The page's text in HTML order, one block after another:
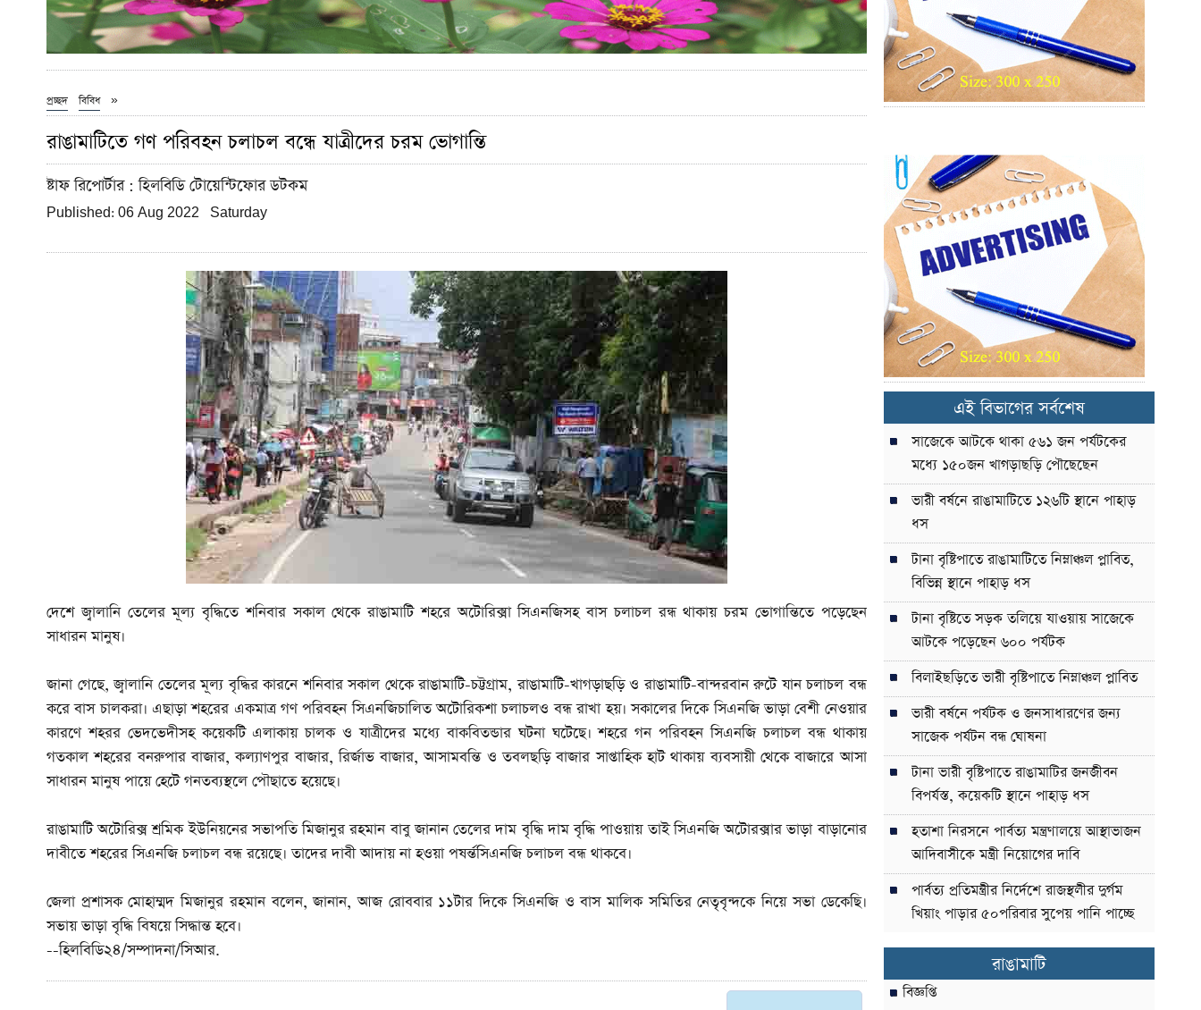
প্রচ্ছদ »
বিবিধ
রাঙামাটিতে গণ পরিবহন চলাচল বন্ধে যাত্রীদের চরম ভোগান্তি
ষ্টাফ রিপোর্টার: হিলবিডি টোয়েন্টিফোর ডটকম
Published: 06 Aug 2022 Saturday
দেশে জ্বালানি তেলের মূল্য বৃদ্ধিতে শনিবার সকাল থেকে রাঙামাটি শহরে অটোরিক্সা সিএনজিসহ বাস চলাচল রন্ধ থাকায় চরম ভোগান্তিতে পড়েছেন
সাধারন মানুষ।
জানা গেছে, জ্বালানি তেলের মূল্য বৃদ্ধির কারনে শনিবার সকাল থেকে রাঙামাটি-চট্টগ্রাম, রাঙামাটি-খাগড়াছড়ি ও রাঙামাটি-বান্দরবান রুটে যান চলাচল বন্ধ
করে বাস চালকরা। এছাড়া শহরের একমাত্র গণ পরিবহন সিএনজিচালিত অটোরিকশা চলাচলও বন্ধ রাখা হয়। সকালের দিকে সিএনজি ভাড়া বেশী নেওয়ার
কারণে শহরর ভেদভেদীসহ কয়েকটি এলাকায় চালক ও যাত্রীদের মধ্যে বাকবিতন্ডার ঘটনা ঘটেছে। শহরে গন পরিবহন সিএনজি চলাচল বন্ধ থাকায়
গতকাল শহরের বনরুপার বাজার, কল্যাণপুর বাজার, রির্জাভ বাজার, আসামবন্তি ও তবলছড়ি বাজার সাপ্তাহিক হাট থাকায় ব্যবসায়ী থেকে বাজারে আসা
সাধারন মানুষ পায়ে হেটে গনতব্যস্থলে পৌছাতে হয়েছে।
রাঙামাটি অটোরিক্স শ্রমিক ইউনিয়নের সভাপতি মিজানুর রহমান বাবু জানান তেলের দাম বৃদ্ধি দাম বৃদ্ধি পাওয়ায় তাই সিএনজি অটোরক্সার ভাড়া বাড়ানোর
দাবীতে শহরের সিএনজি চলাচল বন্ধ রয়েছে। তাদের দাবী আদায় না হওয়া পষর্ন্তসিএনজি চলাচল বন্ধ থাকবে।
জেলা প্রশাসক মোহাম্মদ মিজানুর রহমান বলেন, জানান, আজ রোববার ১১টার দিকে সিএনজি ও বাস মালিক সমিতির নেতৃবৃন্দকে নিয়ে সভা ডেকেছি।
সভায় ভাড়া বৃদ্ধি বিষয়ে সিদ্ধান্ত হবে।
--হিলবিডি২৪/সম্পাদনা/সিআর.
এই বিভাগের সর্বশেষ
সাজেকে আটকে থাকা ৫৬১ জন পর্যটকের
মধ্যে ১৫০জন খাগড়াছড়ি পৌছেছেন
ভারী বর্ষনে রাঙামাটিতে ১২৬টি স্থানে পাহাড়
ধস
টানা বৃষ্টিপাতে রাঙামাটিতে নিম্নাঞ্চল প্লাবিত,
বিভিন্ন স্থানে পাহাড় ধস
টানা বৃষ্টিতে সড়ক তলিয়ে যাওয়ায় সাজেকে
আটকে পড়েছেন ৬০০ পর্যটক
বিলাইছড়িতে ভারী বৃষ্টিপাতে নিম্নাঞ্চল প্লাবিত
ভারী বর্ষনে পর্যটক ও জনসাধারণের জন্য
সাজেক পর্যটন বন্ধ ঘোষনা
টানা ভারী বৃষ্টিপাতে রাঙামাটির জনজীবন
বিপর্যস্ত, কয়েকটি স্থানে পাহাড় ধস
হতাশা নিরসনে পার্বত্য মন্ত্রণালয়ে আস্থাভাজন
আদিবাসীকে মন্ত্রী নিয়োগের দাবি
পার্বত্য প্রতিমন্ত্রীর নির্দেশে রাজস্থলীর দুর্গম
খিয়াং পাড়ার ৫০পরিবার সুপেয় পানি পাচ্ছে
রাঙামাটি
বিজ্ঞপ্তি